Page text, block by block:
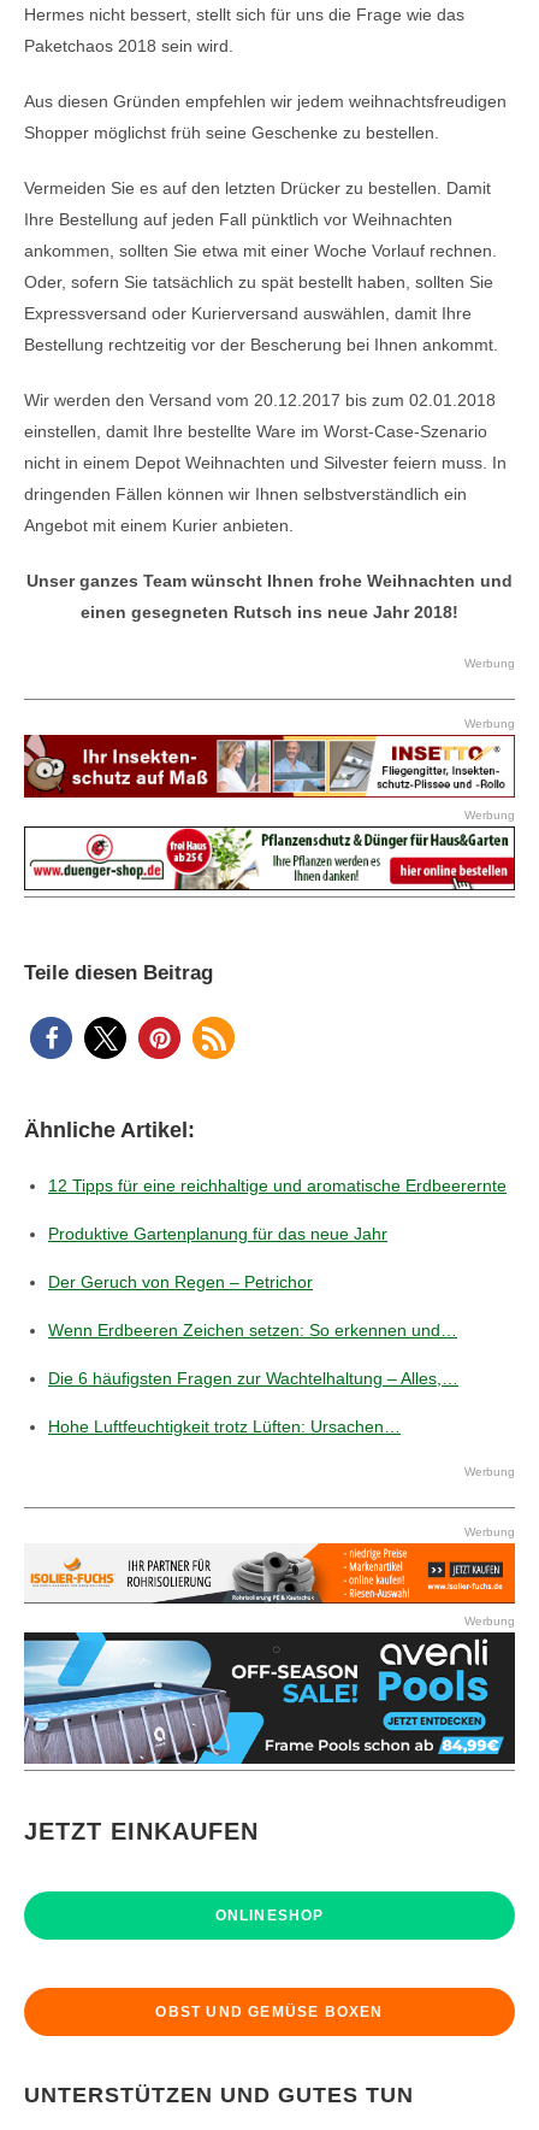
Hermes nicht bessert, stellt sich für uns die Frage wie das
Paketchaos 2018 sein wird.
Aus diesen Gründen empfehlen wir jedem weihnachtsfreudigen
Shopper möglichst früh seine Geschenke zu bestellen.
Vermeiden Sie es auf den letzten Drücker zu bestellen. Damit
Ihre Bestellung auf jeden Fall pünktlich vor Weihnachten
ankommen, sollten Sie etwa mit einer Woche Vorlauf rechnen.
Oder, sofern Sie tatsächlich zu spät bestellt haben, sollten Sie
Expressversand oder Kurierversand auswählen, damit Ihre
Bestellung rechtzeitig vor der Bescherung bei Ihnen ankommt.
Wir werden den Versand vom 20.12.2017 bis zum 02.01.2018
einstellen, damit Ihre bestellte Ware im Worst-Case-Szenario
nicht in einem Depot Weihnachten und Silvester feiern muss. In
dringenden Fällen können wir Ihnen selbstverständlich ein
Angebot mit einem Kurier anbieten.
Unser ganzes Team wünscht Ihnen frohe Weihnachten und
einen gesegneten Rutsch ins neue Jahr 2018!
Werbung
Werbung
Werbung
Teile diesen Beitrag
Ähnliche Artikel:
12 Tipps für eine reichhaltige und aromatische Erdbeerernte
Produktive Gartenplanung für das neue Jahr
Der Geruch von Regen – Petrichor
Wenn Erdbeeren Zeichen setzen: So erkennen und…
Die 6 häufigsten Fragen zur Wachtelhaltung – Alles,…
Hohe Luftfeuchtigkeit trotz Lüften: Ursachen…
Werbung
Werbung
Werbung
JETZT EINKAUFEN
ONLINESHOP
OBST UND GEMÜSE BOXEN
UNTERSTÜTZEN UND GUTES TUN